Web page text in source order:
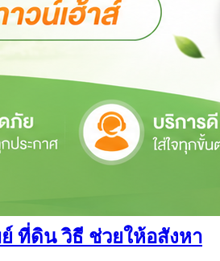
ที่ดิน วิธี ช่วยให้อสังหา